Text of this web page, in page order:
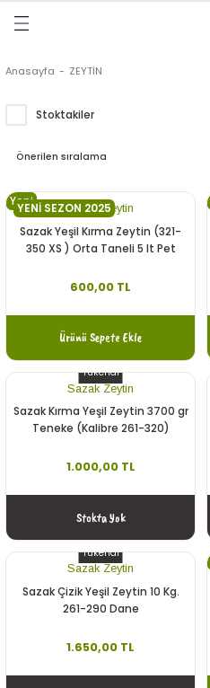
(Soğuk Sıkım)
Kolonyası
(Zeytinyağlı)
Anasayfa ZEYTİN
Stoktakiler
YENİ SEZON 2025
Yeni Sazak Zeytin
Sazak Yeşil Kırma Zeytin (321-
350 XS ) Orta Taneli 5 lt Pet
600,00 TL
Ürünü Sepete Ekle
Tükendi
Sazak Zeytin
Sazak Kırma Yeşil Zeytin 3700 gr
Teneke (Kalibre 261-320)
1.000,00 TL
Stokta Yok
Tükendi
Sazak Zeytin
Sazak Çizik Yeşil Zeytin 10 Kg.
261-290 Dane
1.650,00 TL